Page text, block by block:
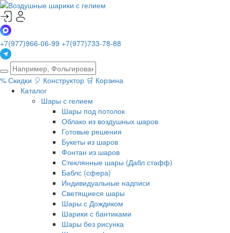
+7(977)966-06-99 +7(977)733-78-88
% Скидки 🎈 Конструктор 🛒 Корзина
Каталог
Шары с гелием
Шары под потолок
Облако из воздушных шаров
Готовые решения
Букеты из шаров
Фонтан из шаров
Стеклянные шары (Дабл стафф)
Баблс (сфера)
Индивидуальные надписи
Светящиеся шары
Шары с Дождиком
Шарики с бантиками
Шары без рисунка